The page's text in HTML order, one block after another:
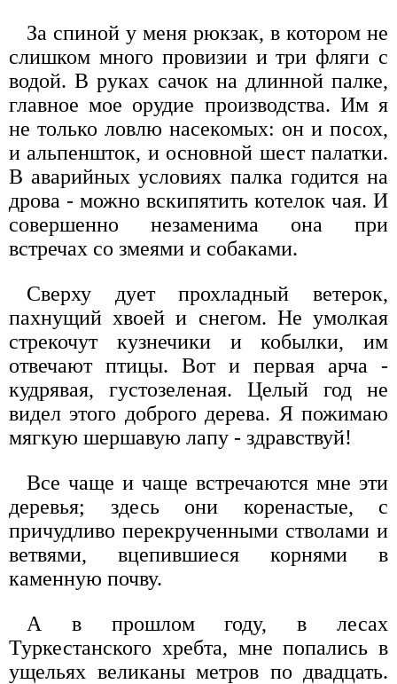
За спиной у меня рюкзак, в котором не
слишком много провизии и три фляги с
водой. В руках сачок на длинной палке,
главное мое орудие производства. Им я
не только ловлю насекомых: он и посох,
и альпеншток, и основной шест палатки.
В аварийных условиях палка годится на
дрова - можно вскипятить котелок чая. И
совершенно незаменима она при
встречах со змеями и собаками.
Сверху дует прохладный ветерок,
пахнущий хвоей и снегом. Не умолкая
стрекочут кузнечики и кобылки, им
отвечают птицы. Вот и первая арча -
кудрявая, густозеленая. Целый год не
видел этого доброго дерева. Я пожимаю
мягкую шершавую лапу - здравствуй!
Все чаще и чаще встречаются мне эти
деревья; здесь они коренастые, с
причудливо перекрученными стволами и
ветвями, вцепившиеся корнями в
каменную почву.
А в прошлом году, в лесах
Туркестанского хребта, мне попались в
ущельях великаны метров по двадцать.